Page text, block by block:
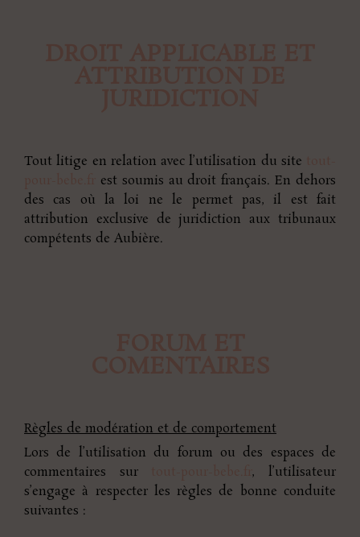
Tout litige en relation avec l’utilisation du site
est soumis au droit français. En dehors
des cas où la loi ne le permet pas, il est fait
attribution exclusive de juridiction aux tribunaux
compétents de Aubière.
Règles de modération et de comportement
Lors de l’utilisation du forum ou des espaces de
commentaires sur
, l’utilisateur
s’engage à respecter les règles de bonne conduite
suivantes :